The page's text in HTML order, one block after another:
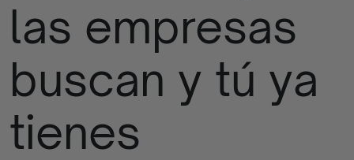
las empresas
buscan y tú ya
tienes